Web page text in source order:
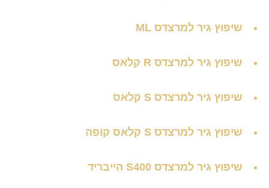
שיפוץ גיר למרצדס ML
שיפוץ גיר למרצדס R קלאס
שיפוץ גיר למרצדס S קלאס
שיפוץ גיר למרצדס S קלאס קופה
שיפוץ גיר למרצדס S400 הייבריד